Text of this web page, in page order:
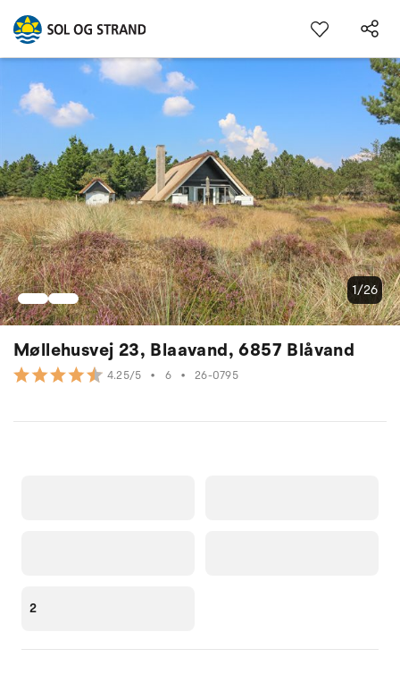
Møllehusvej 23, Blaavand, 6857 Blåvand
4.25/5 • 6 • 26-0795
1/26
2